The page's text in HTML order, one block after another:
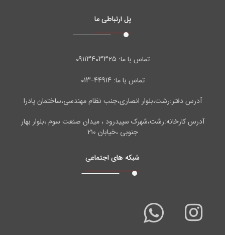
پل ارتباطی ما
تماس با ما:۰۹۱۱۳۴۰۳۳۲۵
تماس با ما: ۴۴۹۱۴-۰۱۳
آدرس دفتر:رشت،بلوار انصاری،جنب نظام مهندسی،ساختمان پادرا
آدرس کارخانه:رشت،شهرک سپیدرود ، میدان صنعت سوم ،بلوار بهار
جنوبی ،خیابان ۲۱۰
شبکه های اجتماعی